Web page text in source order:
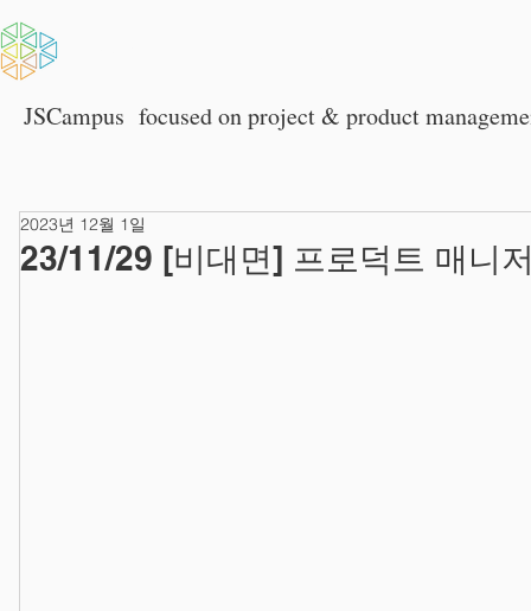
JSCampus focused on project & product
23/11/29 [비대면] 프로덕트 매니
2023년 12월 1일